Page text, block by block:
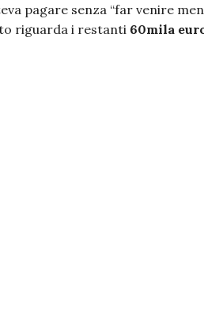
pagare senza “far venire
riguarda i restanti 60mila